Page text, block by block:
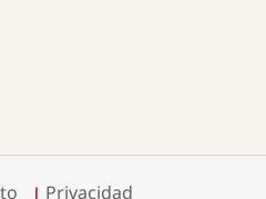
| Privacidad